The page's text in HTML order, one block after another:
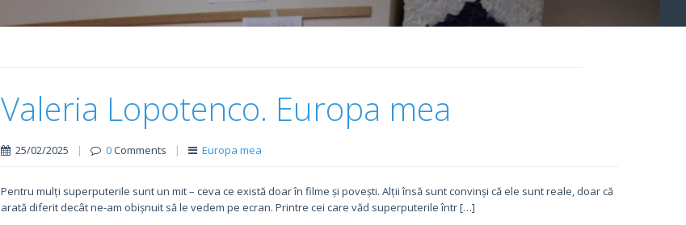
Valeria Lopotenco. Europa mea
25/02/2025 | 0Comments | Europa mea
Pentru mulți superputerile sunt un mit – ceva ce există doar în filme și povești. Alții însă sunt convinși că ele sunt reale, doar că
arată diferit decât ne-am obișnuit să le vedem pe ecran. Printre cei care văd superputerile într […]